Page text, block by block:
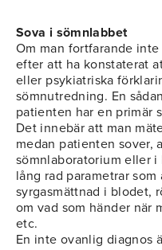
Sova i sömnlabbet
Om man fortfarande
efter att ha konstaterat
eller psykiatriska
sömnutredning. En
patienten har en primär
Det innebär att man
medan patienten sover,
sömnlaboratorium eller i
lång rad parametrar som
syrgasmättnad i blodet,
om vad som händer när
etc.
En inte ovanlig diagnos